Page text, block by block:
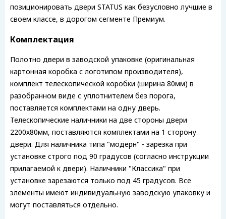
позиционировать двери STATUS как безусловно лучшие в
своем классе, в дорогом сегменте Премиум.
Комплектация
Полотно двери в заводской упаковке (оригинальная
картонная коробка с логотипом производителя),
комплект телескопической коробки (ширина 80мм) в
разобранном виде с уплотнителем без порога,
поставляется комплектами на одну дверь.
Телескопические наличники на две стороны двери
2200х80мм, поставляются комплектами на 1 сторону
двери. Для наличника типа "модерн" - зарезка при
установке строго под 90 градусов (согласно инструкции
прилагаемой к двери). Наличники "Классика" при
установке зарезаются только под 45 градусов. Все
элементы имеют индивидуальную заводскую упаковку и
могут поставляться отдельно.